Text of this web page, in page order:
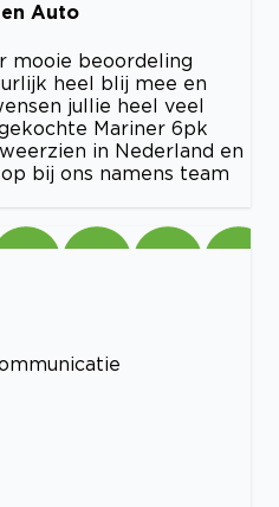
en Auto
mooie beoordeling
heel blij mee en
jullie heel veel
Mariner 6pk
in Nederland en
bij ons namens team